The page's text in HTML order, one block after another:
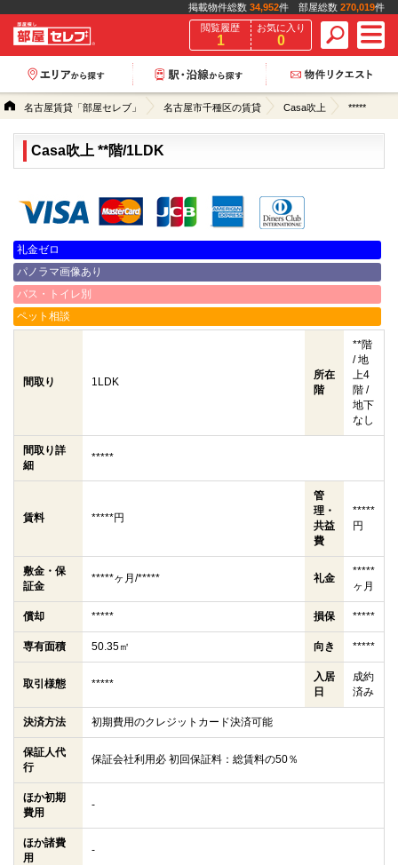
掲載物件総数 34,952件 部屋総数 270,019件
閲覧履歴
1
お気に入り
0
名古屋賃貸「部屋セレブ」 名古屋市千種区の賃貸 Casa吹上 *****
Casa吹上 **階/1LDK
礼金ゼロ
パノラマ画像あり
バス・トイレ別
ペット相談
間取り 1LDK
所在
階
**階
/ 地
上4
階 /
地下
なし
間取り詳
細
*****
賃料 *****円
管
理・
共益
費
*****
円
敷金・保
証金
*****ヶ月/***** 礼金
*****
ヶ月
償却 ***** 損保 *****
専有面積 50.35㎡ 向き *****
取引様態 *****
入居
日
成約
済み
決済方法 初期費用のクレジットカード決済可能
保証人代
行
保証会社利用必 初回保証料：総賃料の50％
ほか初期
費用
-
ほか諸費
用
-